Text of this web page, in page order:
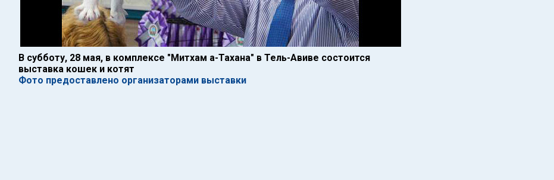
В субботу, 28 мая, в комплексе "Митхам а-Тахана" в Тель-Авиве состоится
выставка кошек и котят
Фото предоставлено организаторами выставки